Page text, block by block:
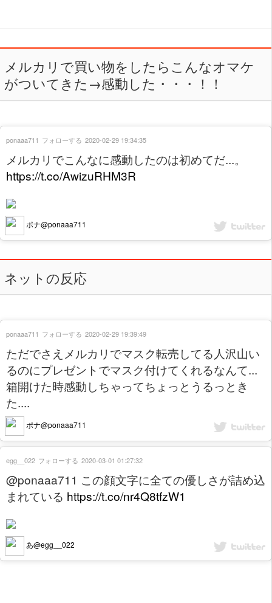
メルカリで買い物をしたらこんなオマケ
がついてきた→感動した・・・！！
メルカリでこんなに感動したのは初めてだ...。
https://t.co/AwizuRHM3R
ポナ@ponaaa711
ponaaa711 フォローする 2020-02-29 19:34:35
ネットの反応
ただでさえメルカリでマスク転売してる人沢山い
るのにプレゼントでマスク付けてくれるなんて...
箱開けた時感動しちゃってちょっとうるっとき
た....
ポナ@ponaaa711
ponaaa711 フォローする 2020-02-29 19:39:49
@ponaaa711 この顔文字に全ての優しさが詰め込
まれている https://t.co/nr4Q8tfzW1
あ@egg__022
egg__022 フォローする 2020-03-01 01:27:32